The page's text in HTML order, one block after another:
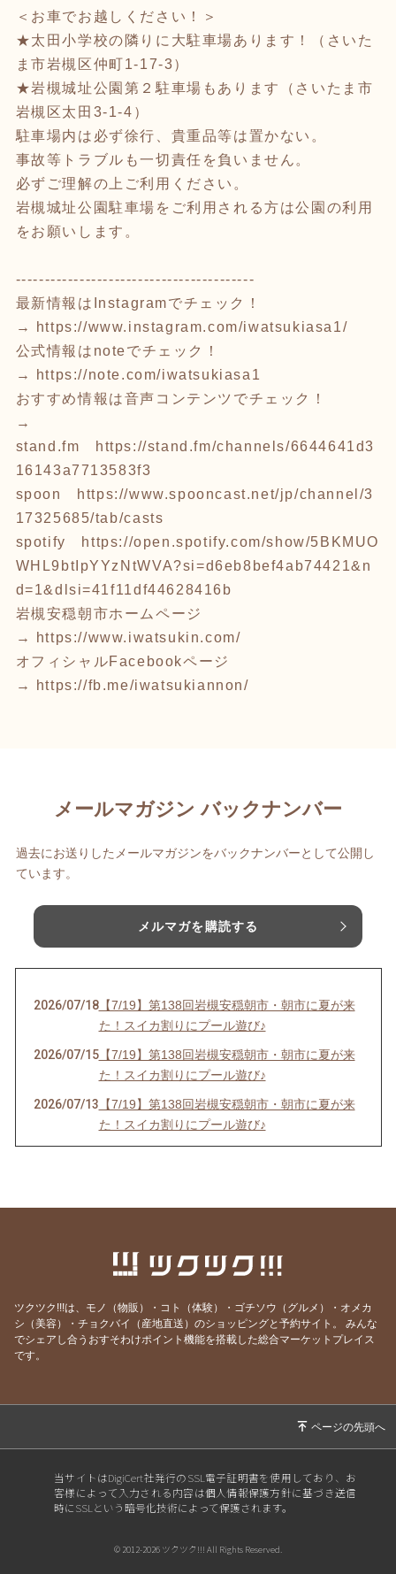
＜お車でお越しください！＞
★太田小学校の隣りに大駐車場あります！（さいた
ま市岩槻区仲町1-17-3）
★岩槻城址公園第２駐車場もあります（さいたま市
岩槻区太田3-1-4）
駐車場内は必ず徐行、貴重品等は置かない。
事故等トラブルも一切責任を負いません。
必ずご理解の上ご利用ください。
岩槻城址公園駐車場をご利用される方は公園の利用
をお願いします。
-----------------------------------------
最新情報はInstagramでチェック！
→
https://www.instagram.com/iwatsukiasa1/
公式情報はnoteでチェック！
→
https://note.com/iwatsukiasa1
おすすめ情報は音声コンテンツでチェック！
→
stand.fm
https://stand.fm/channels/6644641d3
16143a7713583f3
spoon
https://www.spooncast.net/jp/channel/3
17325685/tab/casts
spotify https://open.spotify.com/show/5BKMUO
WHL9btIpYYzNtWVA?si=d6eb8bef4ab74421&n
d=1&dlsi=41f11df44628416b
岩槻安穏朝市ホームページ
→
https://www.iwatsukin.com/
オフィシャルFacebookページ
→
https://fb.me/iwatsukiannon/
メールマガジン バックナンバー
過去にお送りしたメールマガジンをバックナンバーとして公開し
ています。
メルマガを購読する
2026/07/18【7/19】第138回岩槻安穏朝市・朝市に夏が来
た！スイカ割りにプール遊び♪
2026/07/15【7/19】第138回岩槻安穏朝市・朝市に夏が来
た！スイカ割りにプール遊び♪
2026/07/13 【7/19】第138回岩槻安穏朝市・朝市に夏が来
た！スイカ割りにプール遊び♪
【6/21】第137回岩槻安穏朝市・父の日ワーク
ショップまつり開催！パパ自慢大会で賞品をゲ
2026/06/10【6/21】第137回岩槻安穏朝市・父の日ワーク
ショップまつり開催！パパ自慢大会で賞品をゲ
した！年に一度のお楽しみ♪ハチミツまつり開
催！
した！年に一度のお楽しみ♪ハチミツまつり開
ツクツク!!!は、モノ（物販）・コト（体験）・ゴチソウ（グルメ）・オメカ
シ（美容）・チョクバイ（産地直送）のショッピングと予約サイト。
みんな
でシェアし合うおすそわけポイント機能を搭載した総合マーケットプレイス
です。
当サイトはDigiCert社発行のSSL電子証明書を使用しており、お
客様によって入力される内容は個人情報保護方針に基づき送信
時にSSLという暗号化技術によって保護されます。
© 2012-2026 ツクツク!!! All Rights Reserved.